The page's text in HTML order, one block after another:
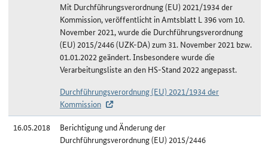
Mit Durchführungsverordnung (EU) 2021/1934 der
Kommission, veröffentlicht in Amtsblatt L 396 vom 10.
November 2021, wurde die Durchführungsverordnung
(EU) 2015/2446 (UZK-DA) zum 31. November 2021 bzw.
01.01.2022 geändert. Insbesondere wurde die
Verarbeitungsliste an den HS-Stand 2022 angepasst.
Durchführungsverordnung (EU) 2021/1934 der
Kommission
16.05.2018
Berichtigung und Änderung der
Durchführungsverordnung (EU) 2015/2446